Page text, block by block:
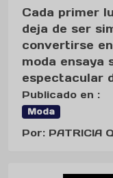
Cada primer
deja de ser
convertirse
moda ensaya
espectacular
Publicado en :
Moda
Por: PATRICIA